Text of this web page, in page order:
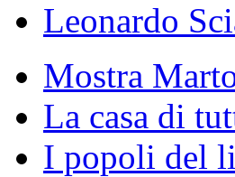
Leonardo
Mostra
La casa di
I popoli del